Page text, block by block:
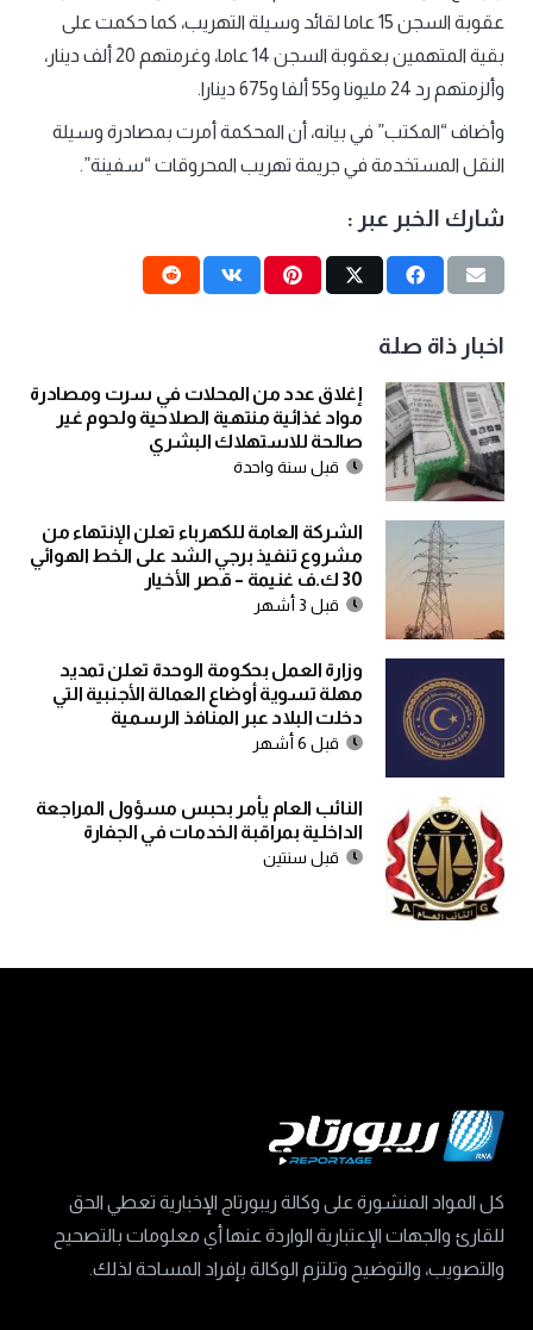
عقوبة السجن 15 عاما لقائد وسيلة التهريب، كما حكمت على
بقية المتهمين بعقوبة السجن 14 عاما، وغرمتهم 20 ألف دينار،
وألزمتهم رد 24 مليونا و55 ألفا و675 دينارا.
وأضاف “المكتب” في بيانه، أن المحكمة أمرت بمصادرة وسيلة
النقل المستخدمة في جريمة تهريب المحروقات “سفينة”.
شارك الخبر عبر :
اخبار ذاة صلة
إغلاق عدد من المحلات في سرت ومصادرة
مواد غذائية منتهية الصلاحية ولحوم غير
صالحة للاستهلاك البشري
قبل سنة واحدة
الشركة العامة للكهرباء تعلن الإنتهاء من
مشروع تنفيذ برجي الشد على الخط الهوائي
30 ك.ف غنيمة – قصر الأخيار
قبل 3 أشهر
وزارة العمل بحكومة الوحدة تعلن تمديد
مهلة تسوية أوضاع العمالة الأجنبية التي
دخلت البلاد عبر المنافذ الرسمية
قبل 6 أشهر
النائب العام يأمر بحبس مسؤول المراجعة
الداخلية بمراقبة الخدمات في الجفارة
قبل سنتين
كل المواد المنشورة على وكالة ريبورتاج الإخبارية تعطي الحق
للقارئ والجهات الإعتبارية الواردة عنها أي معلومات بالتصحيح
والتصويب، والتوضيح وتلتزم الوكالة بإفراد المساحة لذلك.